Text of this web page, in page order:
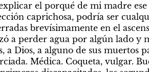
el porqué de mi madre
caprichosa, podría ser
brevísimamente en el
a perder agua por algún lado y
a Dios, a alguno de sus muertos
Médica. Coqueta, vulgar.